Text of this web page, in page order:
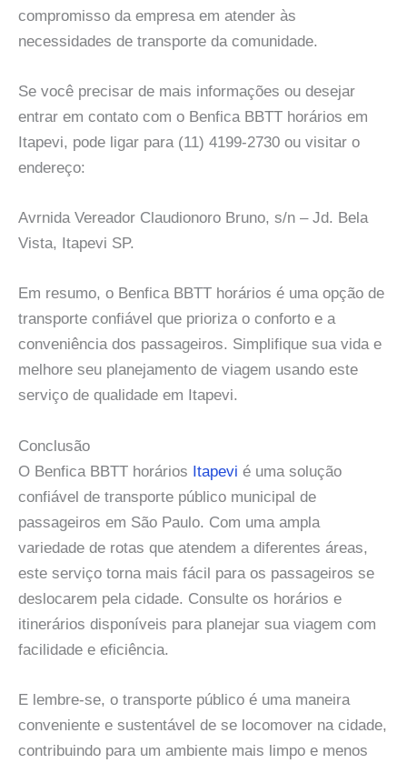
compromisso da empresa em atender às
necessidades de transporte da comunidade.
Se você precisar de mais informações ou desejar
entrar em contato com o Benfica BBTT horários em
Itapevi, pode ligar para (11) 4199-2730 ou visitar o
endereço:
Avrnida Vereador Claudionoro Bruno, s/n – Jd. Bela
Vista, Itapevi SP.
Em resumo, o Benfica BBTT horários é uma opção de
transporte confiável que prioriza o conforto e a
conveniência dos passageiros. Simplifique sua vida e
melhore seu planejamento de viagem usando este
serviço de qualidade em Itapevi.
Conclusão
O Benfica BBTT horários Itapevi é uma solução
confiável de transporte público municipal de
passageiros em São Paulo. Com uma ampla
variedade de rotas que atendem a diferentes áreas,
este serviço torna mais fácil para os passageiros se
deslocarem pela cidade. Consulte os horários e
itinerários disponíveis para planejar sua viagem com
facilidade e eficiência.
E lembre-se, o transporte público é uma maneira
conveniente e sustentável de se locomover na cidade,
contribuindo para um ambiente mais limpo e menos